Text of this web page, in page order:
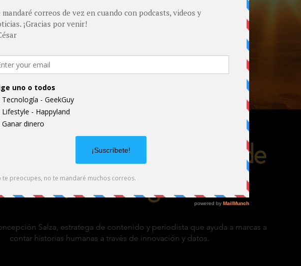
en la intersección de
media,tecnología e IA
Salza, estratega de contenido y periodista que ayuda a marcas a
contar historias humanas a través de innovación y datos.